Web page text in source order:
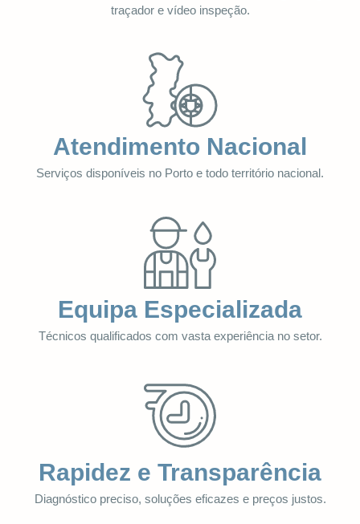
traçador e vídeo inspeção.
Atendimento Nacional
Serviços disponíveis no Porto e todo território nacional.
Equipa Especializada
Técnicos qualificados com vasta experiência no setor.
Rapidez e Transparência
Diagnóstico preciso, soluções eficazes e preços justos.